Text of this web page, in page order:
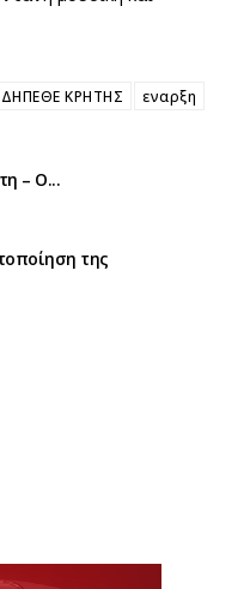
ΔΗΠΕΘΕ ΚΡΗΤΗΣ
εναρξη
– Ο...
της